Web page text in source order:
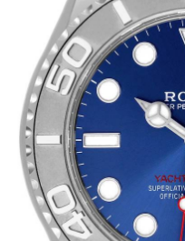
commentaires